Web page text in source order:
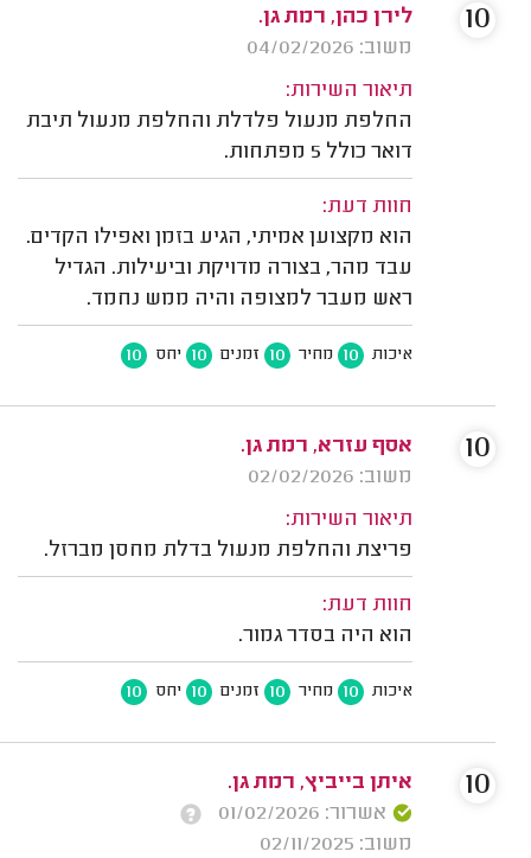
לירן כהן, רמת גן.
משוב: 04/02/2026
תיאור השירות:
החלפת מנעול פלדלת והחלפת מנעול תיבת
דואר כולל 5 מפתחות.
חוות דעת:
הוא מקצוען אמיתי, הגיע בזמן ואפילו הקדים.
עבד מהר, בצורה מדויקת וביעילות. הגדיל
ראש מעבר למצופה והיה ממש נחמד.
איכות 10 מחיר 10 זמנים 10 יחס 10
10
אסף עזרא, רמת גן.
משוב: 02/02/2026
תיאור השירות:
פריצת והחלפת מנעול בדלת מחסן מברזל.
חוות דעת:
הוא היה בסדר גמור.
איכות 10 מחיר 10 זמנים 10 יחס 10
10
איתן בייביץ, רמת גן.
אשרור: 01/02/2026
משוב: 02/11/2025
10